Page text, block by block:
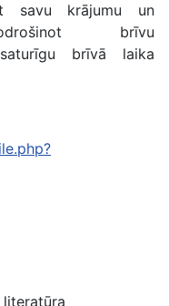
savu krājumu un
brīvu
brīvā laika